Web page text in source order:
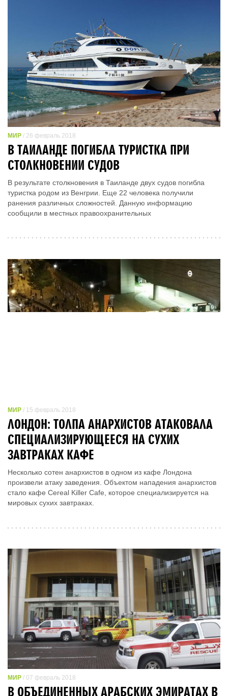
МИР / 26 февраль 2018
В ТАИЛАНДЕ ПОГИБЛА ТУРИСТКА ПРИ
СТОЛКНОВЕНИИ СУДОВ
В результате столкновения в Таиланде двух судов погибла
туристка родом из Венгрии. Еще 22 человека получили
ранения различных сложностей. Данную информацию
сообщили в местных правоохранительных
МИР / 15 февраль 2018
ЛОНДОН: ТОЛПА АНАРХИСТОВ АТАКОВАЛА
СПЕЦИАЛИЗИРУЮЩЕЕСЯ НА СУХИХ
ЗАВТРАКАХ КАФЕ
Несколько сотен анархистов в одном из кафе Лондона
произвели атаку заведения. Объектом нападения анархистов
стало кафе Cereal Killer Cafe, которое специализируется на
мировых сухих завтраках.
МИР / 07 февраль 2018
В ОБЪЕДИНЕННЫХ АРАБСКИХ ЭМИРАТАХ В